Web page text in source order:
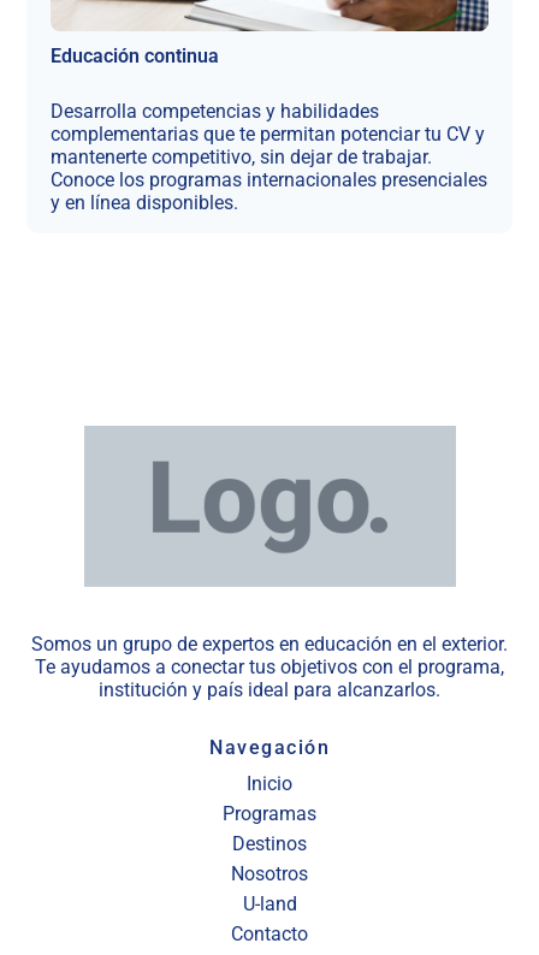
Educación continua
Desarrolla competencias y habilidades
complementarias que te permitan potenciar tu CV y
mantenerte competitivo, sin dejar de trabajar.
Conoce los programas internacionales presenciales
y en línea disponibles.
Somos un grupo de expertos en educación en el exterior.
Te ayudamos a conectar tus objetivos con el programa,
institución y país ideal para alcanzarlos.
Navegación
Inicio
Programas
Destinos
Nosotros
U-land
Contacto